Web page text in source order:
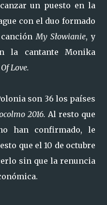
un puesto en la
con el duo formado
canciónMy Słowianie, y
la cantante Monika
Love.
son 36 los países
2016. Al resto que
han confirmado, le
que el 10 de octubre
sin que la renuncia